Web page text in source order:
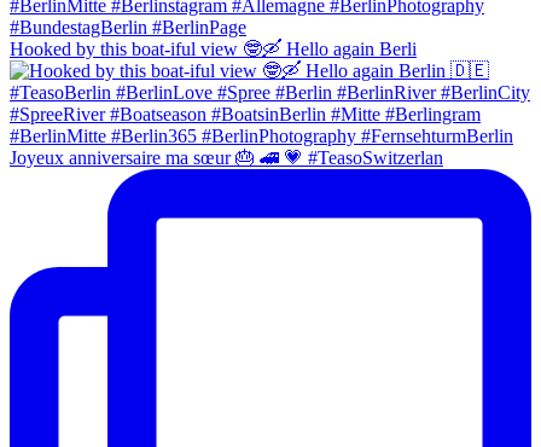
Hooked by this boat-iful view 🤓🛶 Hello again Berli
Joyeux anniversaire ma sœur 🎂 🚄 💗 #TeasoSwitzerlan